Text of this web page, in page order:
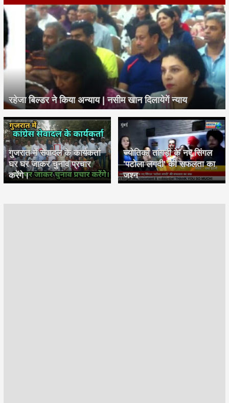
रहेजा बिल्डर ने किया अन्याय | नसीम खान दिलायेगें न्याय
गुजरात में सेवादल के कार्यकर्ता
घर घर जाकर चुनाव प्रचार
करेंगे।
ज्योतिका तांगड़ी के नए सिंगल
'पटोला लगदी' की सफलता का
जश्न